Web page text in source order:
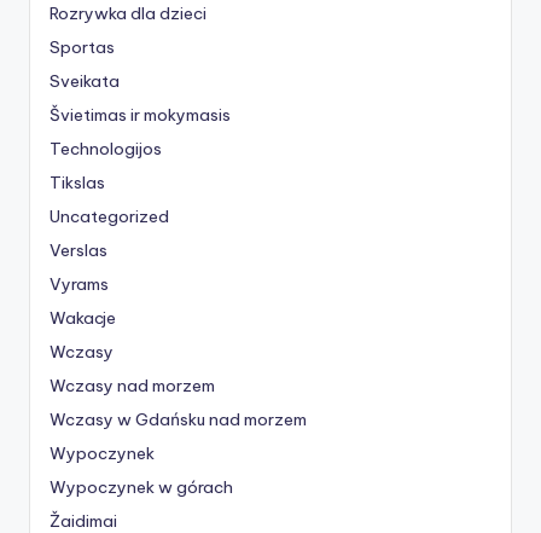
Rozrywka dla dzieci
Sportas
Sveikata
Švietimas ir mokymasis
Technologijos
Tikslas
Uncategorized
Verslas
Vyrams
Wakacje
Wczasy
Wczasy nad morzem
Wczasy w Gdańsku nad morzem
Wypoczynek
Wypoczynek w górach
Žaidimai